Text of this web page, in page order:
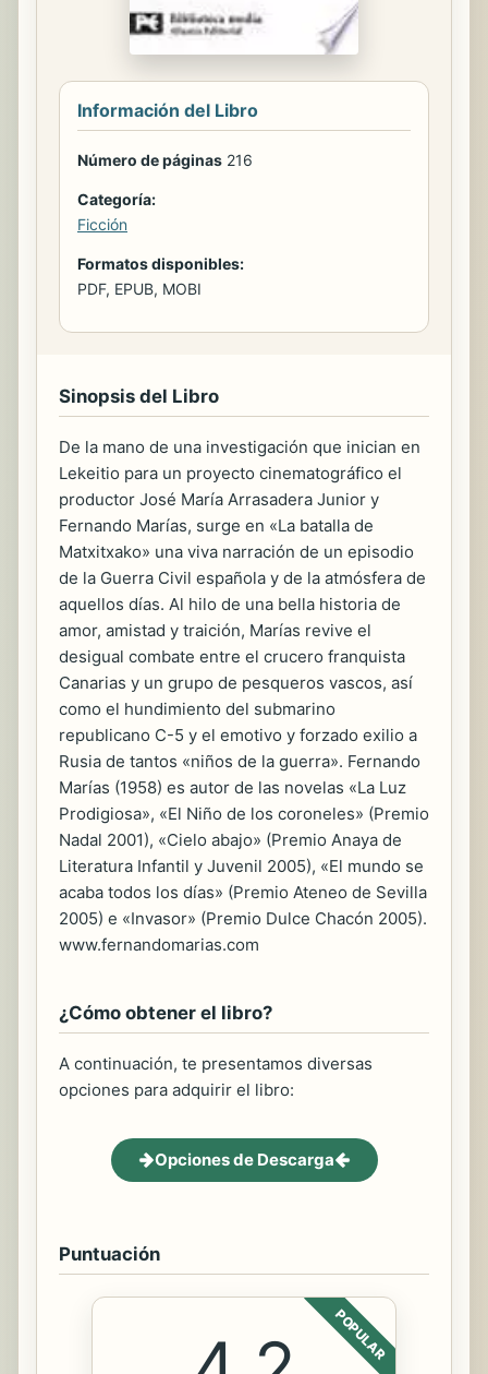
Información del Libro
Número de páginas 216
Categoría:
Ficción
Formatos disponibles:
PDF, EPUB, MOBI
Sinopsis del Libro
De la mano de una investigación que inician en
Lekeitio para un proyecto cinematográfico el
productor José María Arrasadera Junior y
Fernando Marías, surge en «La batalla de
Matxitxako» una viva narración de un episodio
de la Guerra Civil española y de la atmósfera de
aquellos días. Al hilo de una bella historia de
amor, amistad y traición, Marías revive el
desigual combate entre el crucero franquista
Canarias y un grupo de pesqueros vascos, así
como el hundimiento del submarino
republicano C-5 y el emotivo y forzado exilio a
Rusia de tantos «niños de la guerra». Fernando
Marías (1958) es autor de las novelas «La Luz
Prodigiosa», «El Niño de los coroneles» (Premio
Nadal 2001), «Cielo abajo» (Premio Anaya de
Literatura Infantil y Juvenil 2005), «El mundo se
acaba todos los días» (Premio Ateneo de Sevilla
2005) e «Invasor» (Premio Dulce Chacón 2005).
www.fernandomarias.com
¿Cómo obtener el libro?
A continuación, te presentamos diversas
opciones para adquirir el libro:
Opciones de Descarga
Puntuación
POPULAR